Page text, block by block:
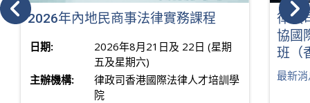
2026年內地民商事法律實務課程
日期:
2026年8月21日及 22日 (星期
五及星期六)
主辦機構:
律政司香港國際法律人才培訓學
院
律政
協國
班（
最新